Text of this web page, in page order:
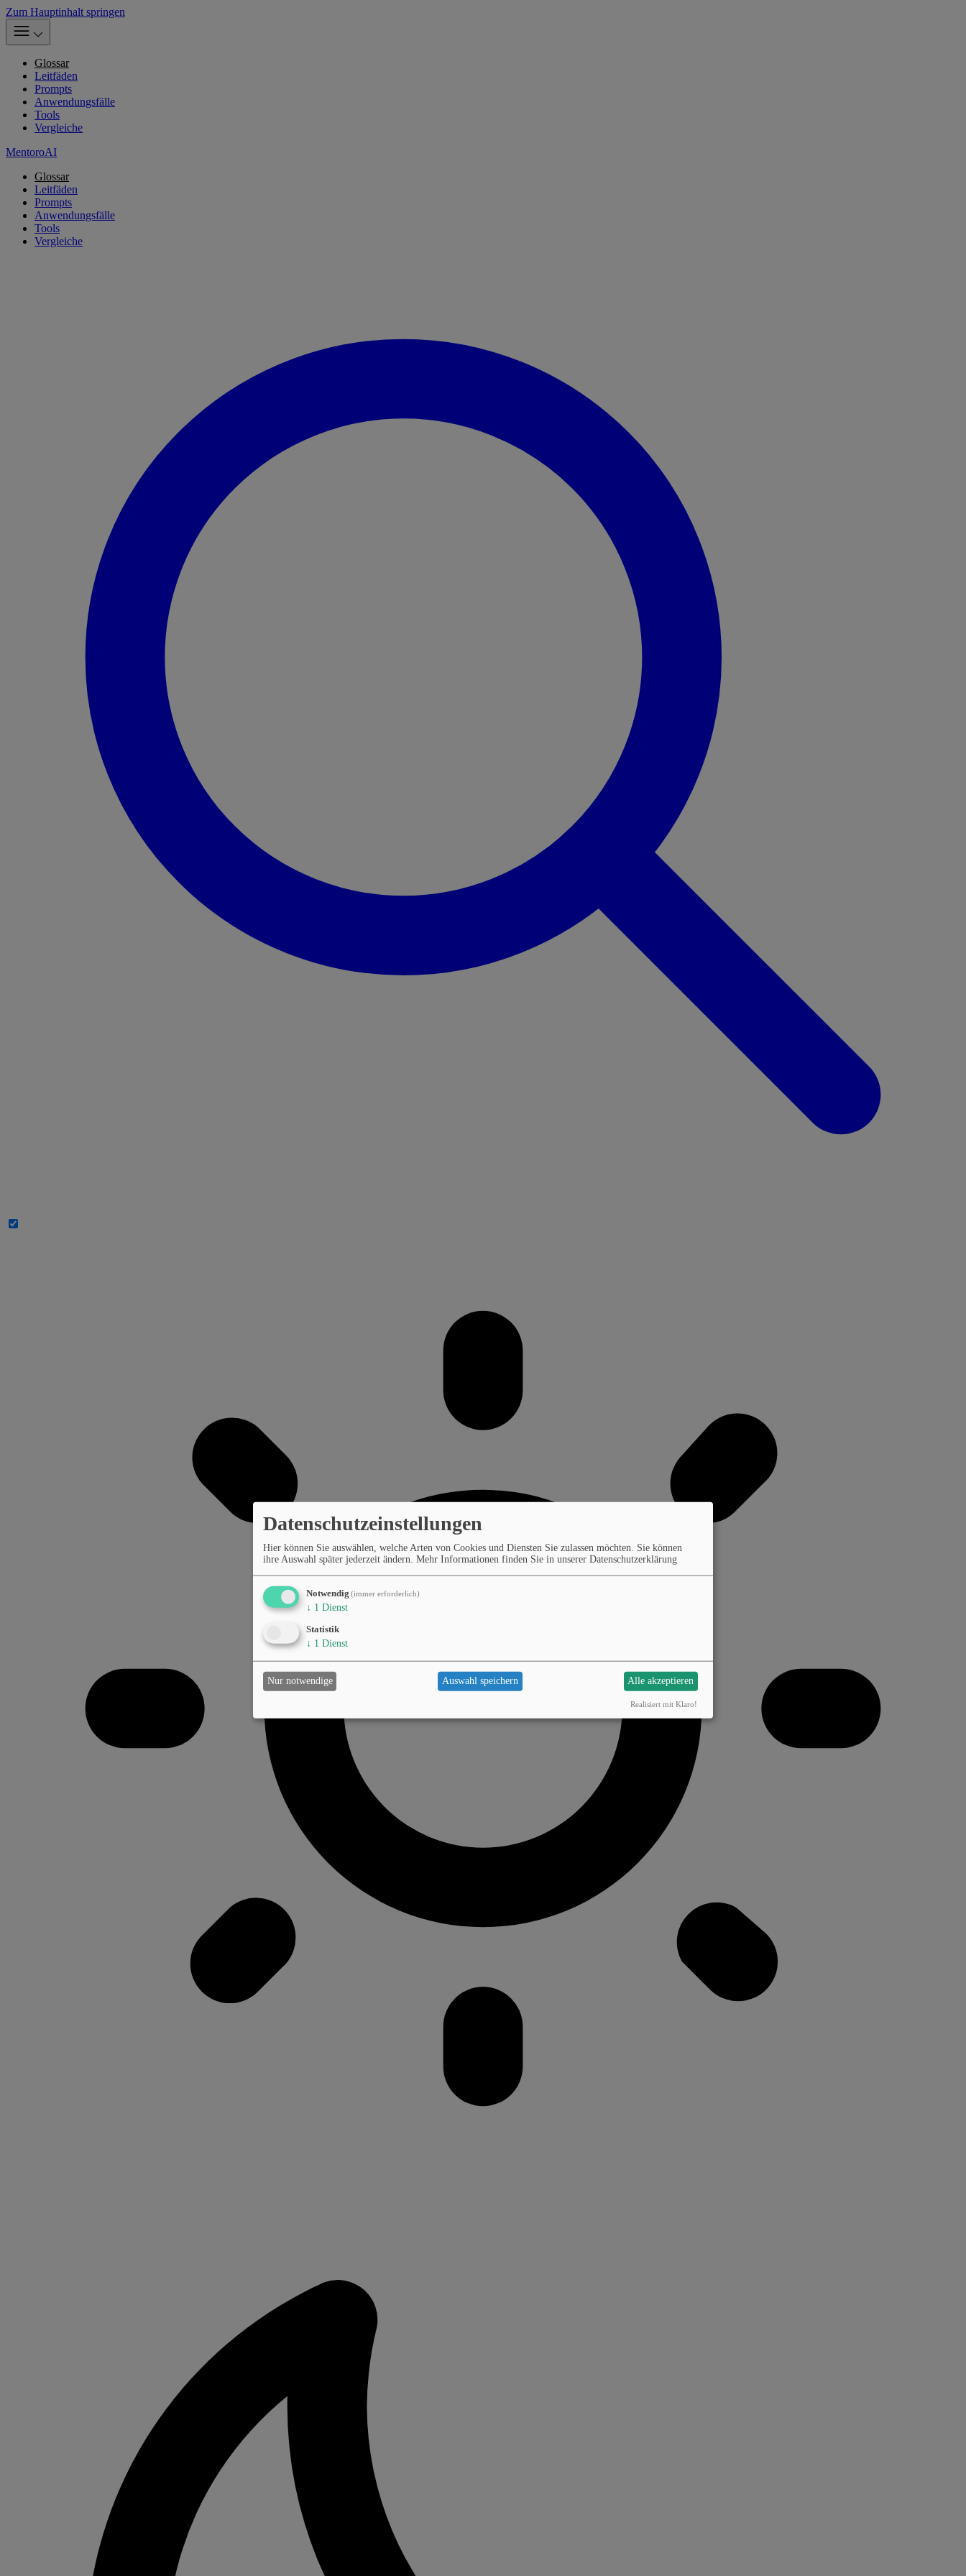
Zum Hauptinhalt springen
Glossar
Leitfäden
Prompts
Anwendungsfälle
Tools
Vergleiche
MentoroAI
Glossar
Leitfäden
Prompts
Anwendungsfälle
Tools
Vergleiche
Datenschutzeinstellungen
Hier können Sie auswählen, welche Arten von Cookies und Diensten Sie zulassen möchten. Sie können
ihre Auswahl später jederzeit ändern. Mehr Informationen finden Sie in unserer Datenschutzerklärung
Notwendig (immer erforderlich)
↓ 1 Dienst
Statistik
↓ 1 Dienst
Nur notwendige Auswahl speichern Alle akzeptieren
Realisiert mit Klaro!